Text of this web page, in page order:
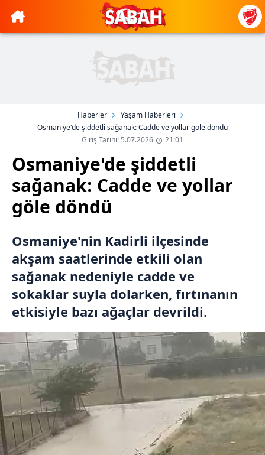
Haberler
Yaşam Haberleri
Osmaniye'de şiddetli sağanak: Cadde ve yollar göle döndü
Giriş Tarihi: 5.07.2026
21:01
Osmaniye'de şiddetli
sağanak: Cadde ve yollar
göle döndü
Osmaniye'nin Kadirli ilçesinde
akşam saatlerinde etkili olan
sağanak nedeniyle cadde ve
sokaklar suyla dolarken, fırtınanın
etkisiyle bazı ağaçlar devrildi.